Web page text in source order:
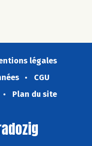
légales
CGU
Plan du site